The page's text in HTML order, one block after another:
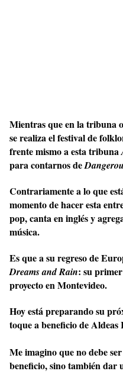
Mientras que en la tribuna
se realiza el festival de
frente mismo a esta tribuna
para contarnos de
Contrariamente a lo que
momento de hacer esta
pop, canta en inglés y
música.
Es que a su regreso de
Dreams and Rain: su
proyecto en Montevideo.
Hoy está preparando su
toque a beneficio de Aldeas
Me imagino que no debe
beneficio, sino también dar